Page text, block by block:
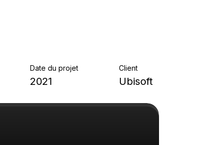
Date du projet
2021
Client
Ubisoft